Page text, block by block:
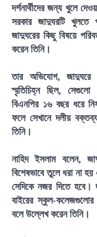
দর্শনার্থীদের জন্য খুলে
সরকার জাদুঘরটি খুলতে
জাদুঘরের কিছু বিষয়ে
করেন তিনি।
তার অভিযোগ, জাদুঘরে
স্মৃতিচিহ্ন ছিল,
বিএনপির ১৬ বছর ধরে
ফলে সেখানে দলীয়
তিনি।
নাহিদ ইসলাম বলেন,
বিশেষভাবে তুলে ধরা না
সেদিকে নজর দিতে হবে।
বাইরের স্কুল-কলেজগুলোর
বলে উল্লেখ করেন তিনি।